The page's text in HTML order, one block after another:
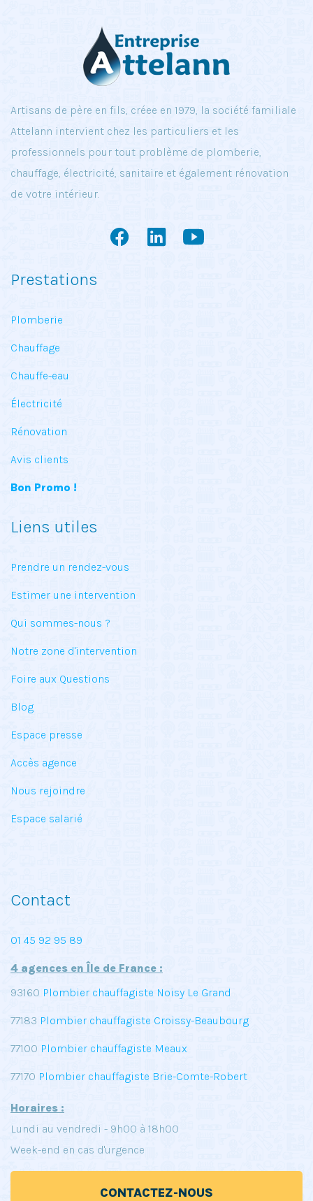
Artisans de père en fils, créee en 1979, la société familiale
Attelann intervient chez les particuliers et les
professionnels pour tout problème de plomberie,
chauffage, électricité, sanitaire et également rénovation
de votre intérieur.
Prestations
Plomberie
Chauffage
Chauffe-eau
Électricité
Rénovation
Avis clients
Bon Promo !
Liens utiles
Prendre un rendez-vous
Estimer une intervention
Qui sommes-nous ?
Notre zone d'intervention
Foire aux Questions
Blog
Espace presse
Accès agence
Nous rejoindre
Espace salarié
Contact
01 45 92 95 89
4 agences en Île de France :
93160 Plombier chauffagiste Noisy Le Grand
77183 Plombier chauffagiste Croissy-Beaubourg
77100 Plombier chauffagiste Meaux
77170 Plombier chauffagiste Brie-Comte-Robert
Horaires :
Lundi au vendredi - 9h00 à 18h00
Week-end en cas d'urgence
CONTACTEZ-NOUS